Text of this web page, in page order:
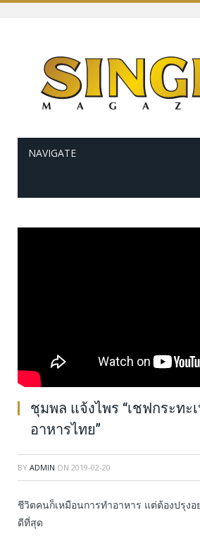
NAVIGATE
ชุมพล แจ้งไพร “เชฟกระทะ
อาหารไทย”
BY ADMIN ON 2019-02-20
ชีวิตคนก็เหมือนการทำอาหาร แต่ต้องปรุงอ
ดีที่สุด